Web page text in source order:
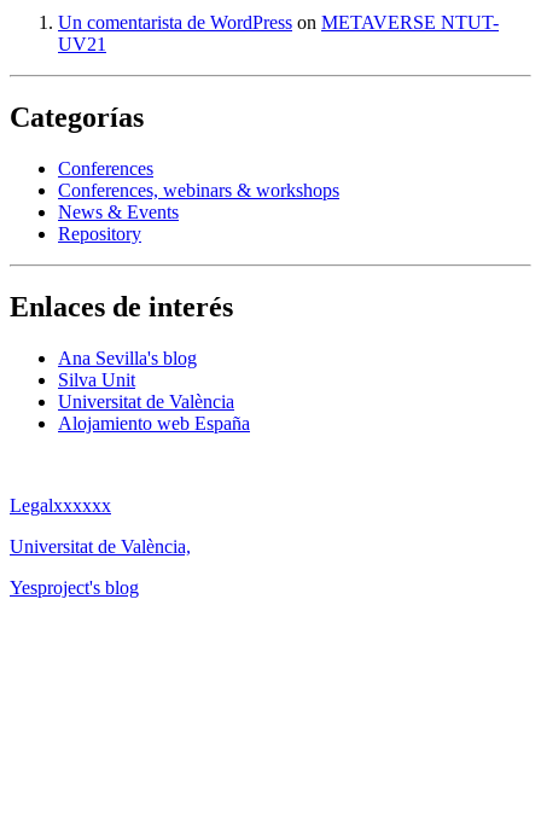
Un comentarista de WordPress on METAVERSE NTUT-
UV21
Categorías
Conferences
Conferences, webinars & workshops
News & Events
Repository
Enlaces de interés
Ana Sevilla's blog
Silva Unit
Universitat de València
Alojamiento web España
Legalxxxxxx
Universitat de València,
Yesproject's blog